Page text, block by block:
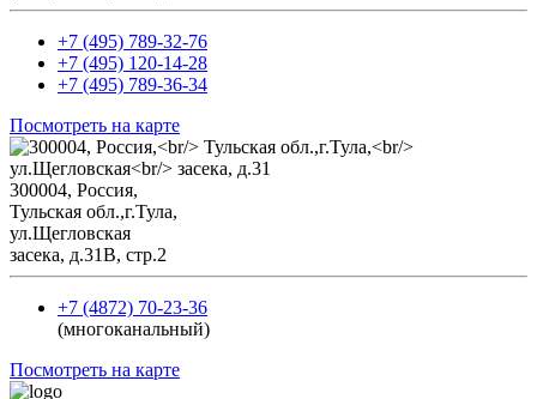
+7 (495) 789-32-76
+7 (495) 120-14-28
+7 (495) 789-36-34
Посмотреть на карте
300004, Россия,
Тульская обл.,г.Тула,
ул.Щегловская
засека, д.31В, стр.2
+7 (4872) 70-23-36
(многоканальный)
Посмотреть на карте